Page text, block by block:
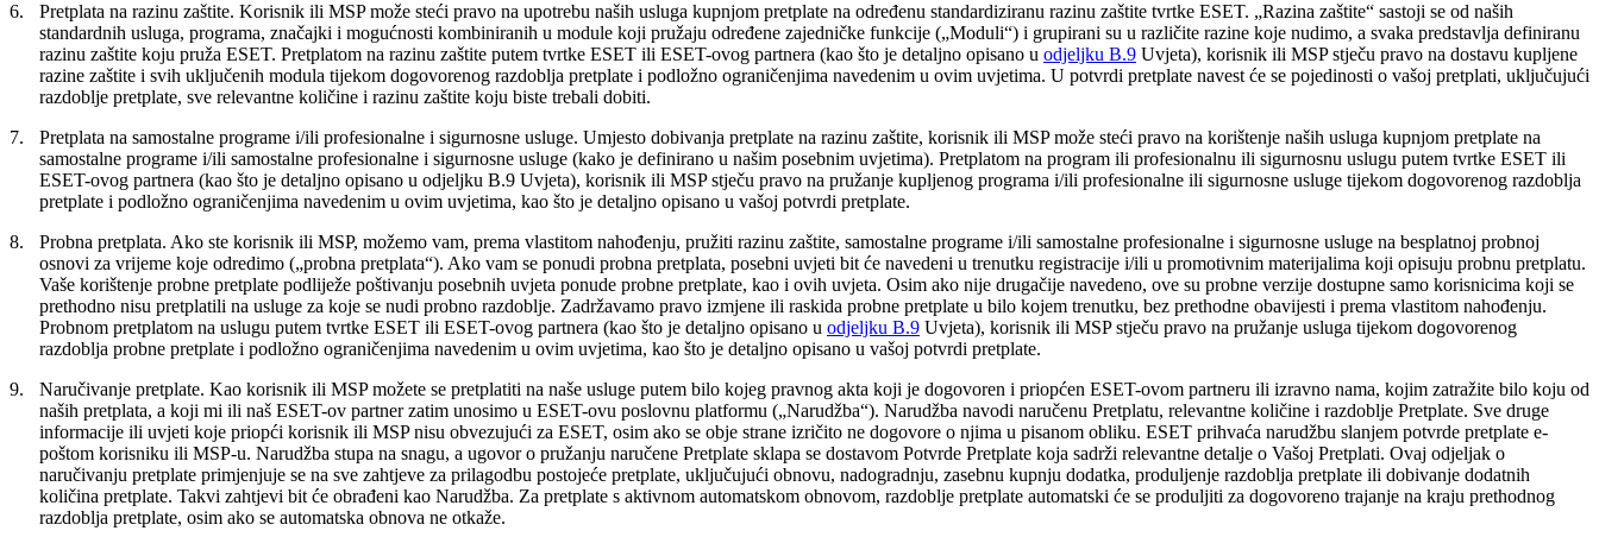
6.
Pretplata na razinu zaštite. Korisnik ili MSP može steći pravo na upotrebu naših usluga kupnjom pretplate na određenu standardiziranu razinu zaštite tvrtke ESET. „Razina zaštite“ sastoji se od naših
standardnih usluga, programa, značajki i mogućnosti kombiniranih u module koji pružaju određene zajedničke funkcije („Moduli“) i grupirani su u različite razine koje nudimo, a svaka predstavlja definiranu
razinu zaštite koju pruža ESET. Pretplatom na razinu zaštite putem tvrtke ESET ili ESET-ovog partnera (kao što je detaljno opisano u odjeljku B.9 Uvjeta), korisnik ili MSP stječu pravo na dostavu kupljene
razine zaštite i svih uključenih modula tijekom dogovorenog razdoblja pretplate i podložno ograničenjima navedenim u ovim uvjetima. U potvrdi pretplate navest će se pojedinosti o vašoj pretplati, uključujući
razdoblje pretplate, sve relevantne količine i razinu zaštite koju biste trebali dobiti.
7.
Pretplata na samostalne programe i/ili profesionalne i sigurnosne usluge. Umjesto dobivanja pretplate na razinu zaštite, korisnik ili MSP može steći pravo na korištenje naših usluga kupnjom pretplate na
samostalne programe i/ili samostalne profesionalne i sigurnosne usluge (kako je definirano u našim posebnim uvjetima). Pretplatom na program ili profesionalnu ili sigurnosnu uslugu putem tvrtke ESET ili
ESET-ovog partnera (kao što je detaljno opisano u odjeljku B.9 Uvjeta), korisnik ili MSP stječu pravo na pružanje kupljenog programa i/ili profesionalne ili sigurnosne usluge tijekom dogovorenog razdoblja
pretplate i podložno ograničenjima navedenim u ovim uvjetima, kao što je detaljno opisano u vašoj potvrdi pretplate.
8.
Probna pretplata. Ako ste korisnik ili MSP, možemo vam, prema vlastitom nahođenju, pružiti razinu zaštite, samostalne programe i/ili samostalne profesionalne i sigurnosne usluge na besplatnoj probnoj
osnovi za vrijeme koje odredimo („probna pretplata“). Ako vam se ponudi probna pretplata, posebni uvjeti bit će navedeni u trenutku registracije i/ili u promotivnim materijalima koji opisuju probnu pretplatu.
Vaše korištenje probne pretplate podliježe poštivanju posebnih uvjeta ponude probne pretplate, kao i ovih uvjeta. Osim ako nije drugačije navedeno, ove su probne verzije dostupne samo korisnicima koji se
prethodno nisu pretplatili na usluge za koje se nudi probno razdoblje. Zadržavamo pravo izmjene ili raskida probne pretplate u bilo kojem trenutku, bez prethodne obavijesti i prema vlastitom nahođenju.
Probnom pretplatom na uslugu putem tvrtke ESET ili ESET-ovog partnera (kao što je detaljno opisano u odjeljku B.9 Uvjeta), korisnik ili MSP stječu pravo na pružanje usluga tijekom dogovorenog
razdoblja probne pretplate i podložno ograničenjima navedenim u ovim uvjetima, kao što je detaljno opisano u vašoj potvrdi pretplate.
9.
Naručivanje pretplate. Kao korisnik ili MSP možete se pretplatiti na naše usluge putem bilo kojeg pravnog akta koji je dogovoren i priopćen ESET-ovom partneru ili izravno nama, kojim zatražite bilo koju od
naših pretplata, a koji mi ili naš ESET-ov partner zatim unosimo u ESET-ovu poslovnu platformu („Narudžba“). Narudžba navodi naručenu Pretplatu, relevantne količine i razdoblje Pretplate. Sve druge
informacije ili uvjeti koje priopći korisnik ili MSP nisu obvezujući za ESET, osim ako se obje strane izričito ne dogovore o njima u pisanom obliku. ESET prihvaća narudžbu slanjem potvrde pretplate e-
poštom korisniku ili MSP-u. Narudžba stupa na snagu, a ugovor o pružanju naručene Pretplate sklapa se dostavom Potvrde Pretplate koja sadrži relevantne detalje o Vašoj Pretplati. Ovaj odjeljak o
naručivanju pretplate primjenjuje se na sve zahtjeve za prilagodbu postojeće pretplate, uključujući obnovu, nadogradnju, zasebnu kupnju dodatka, produljenje razdoblja pretplate ili dobivanje dodatnih
količina pretplate. Takvi zahtjevi bit će obrađeni kao Narudžba. Za pretplate s aktivnom automatskom obnovom, razdoblje pretplate automatski će se produljiti za dogovoreno trajanje na kraju prethodnog
razdoblja pretplate, osim ako se automatska obnova ne otkaže.